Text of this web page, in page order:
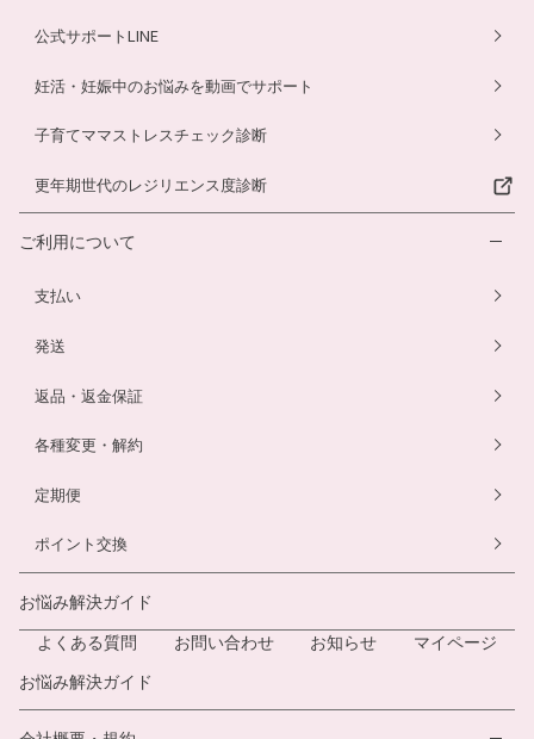
公式サポートLINE
妊活・妊娠中のお悩みを動画でサポート
子育てママストレスチェック診断
更年期世代のレジリエンス度診断
ご利用について
支払い
発送
返品・返金保証
各種変更・解約
定期便
ポイント交換
お悩み解決ガイド
よくある質問
お問い合わせ お知らせ
マイページ
お悩み解決ガイド